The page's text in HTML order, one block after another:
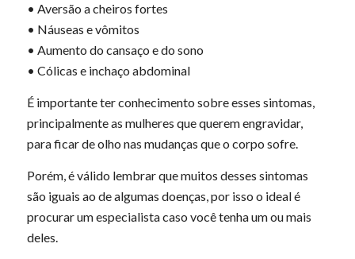
• Aversão a cheiros fortes
• Náuseas e vômitos
• Aumento do cansaço e do sono
• Cólicas e inchaço abdominal
É importante ter conhecimento sobre esses sintomas,
principalmente as mulheres que querem engravidar,
para ficar de olho nas mudanças que o corpo sofre.
Porém, é válido lembrar que muitos desses sintomas
são iguais ao de algumas doenças, por isso o ideal é
procurar um especialista caso você tenha um ou mais
deles.